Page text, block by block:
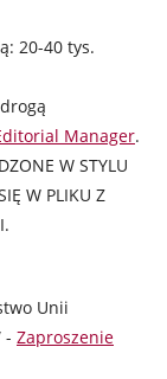
20-40 tys.
Manager.
W STYLU
W PLIKU Z
Unii
- Zaproszenie